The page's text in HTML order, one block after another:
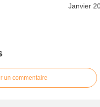
un commentaire